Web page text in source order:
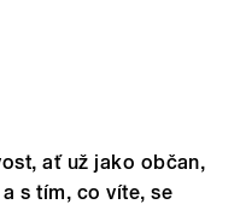
ať už jako občan,
s tím, co víte, se